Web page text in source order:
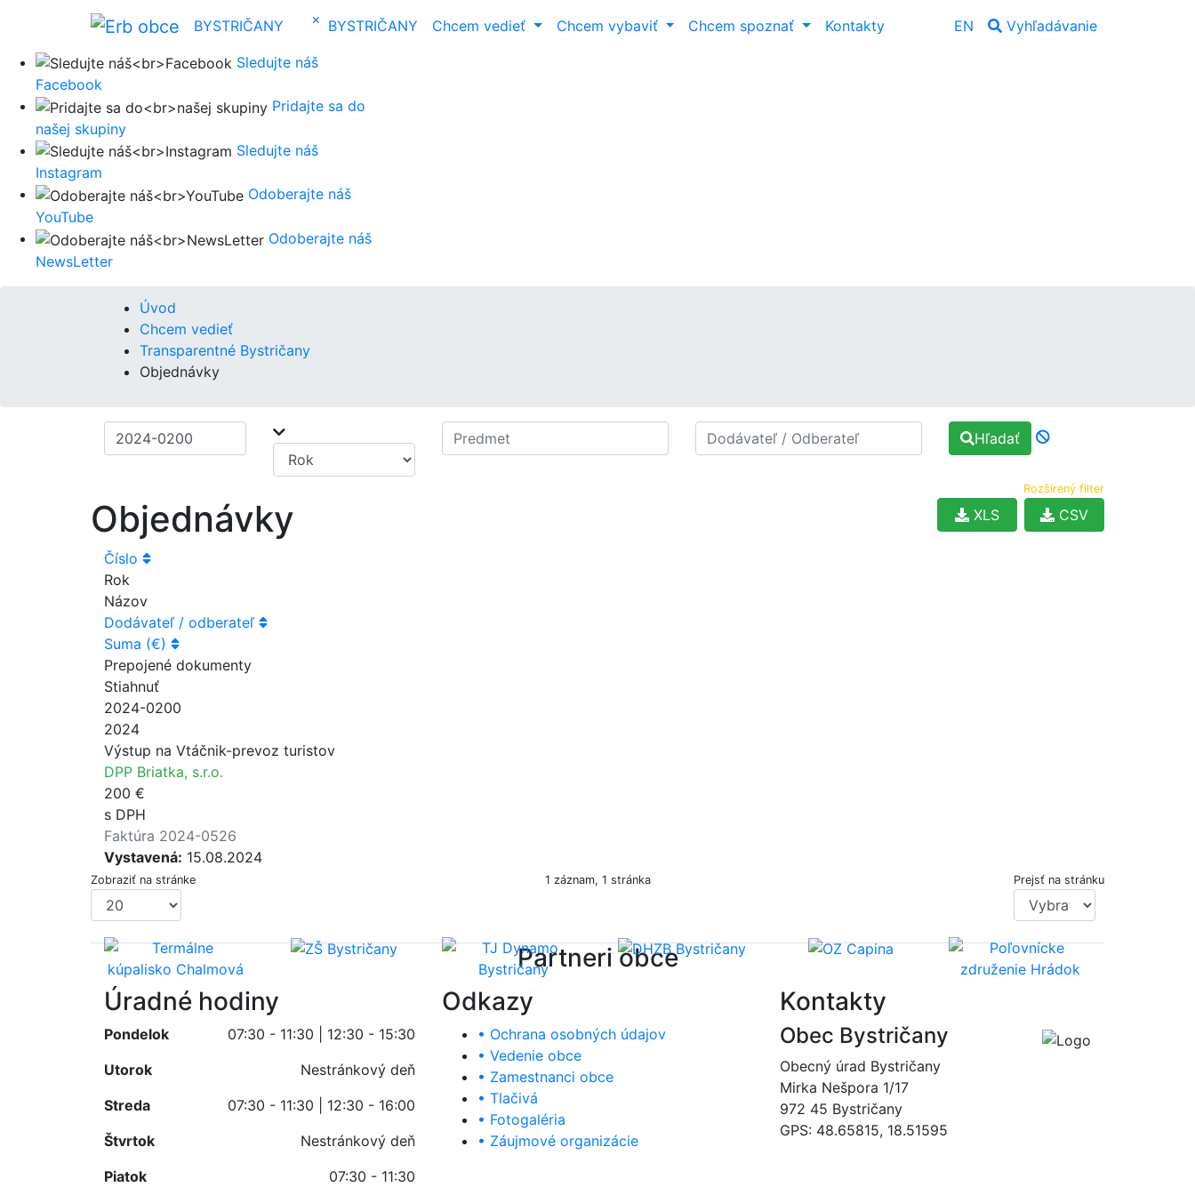
BYSTRIČANY × BYSTRIČANY Chcem vedieť Chcem vybaviť Chcem spoznať Kontakty EN Vyhľadávanie
Sledujte náš
Facebook
Pridajte sa do
našej skupiny
Sledujte náš
Instagram
Odoberajte náš
YouTube
Odoberajte náš
NewsLetter
Úvod
Chcem vedieť
Transparentné Bystričany
Objednávky
Hľadať
Rozšírený filter
Objednávky CSV
XLS
Číslo
Rok
Názov
Dodávateľ / odberateľ
Suma (€)
Prepojené dokumenty
Stiahnuť
2024-0200
2024
Výstup na Vtáčnik-prevoz turistov
DPP Briatka, s.r.o.
200 €
s DPH
Faktúra 2024-0526
Vystavená: 15.08.2024
1 záznam, 1 stránka
Zobraziť na stránke Prejsť na stránku
Partneri obce
Úradné hodiny
Pondelok
07:30 - 11:30 | 12:30 - 15:30
Utorok
Nestránkový deň
Streda
07:30 - 11:30 | 12:30 - 16:00
Štvrtok
Nestránkový deň
Piatok
07:30 - 11:30
Odkazy
• Ochrana osobných údajov
• Vedenie obce
• Zamestnanci obce
• Tlačivá
• Fotogaléria
• Záujmové organizácie
Kontakty
Obec Bystričany
Obecný úrad Bystričany
Mirka Nešpora 1/17
972 45 Bystričany
GPS: 48.65815, 18.51595